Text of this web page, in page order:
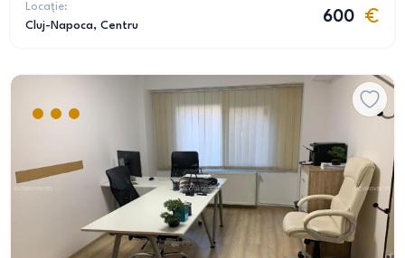
Locație:
Cluj-Napoca, Centru
600